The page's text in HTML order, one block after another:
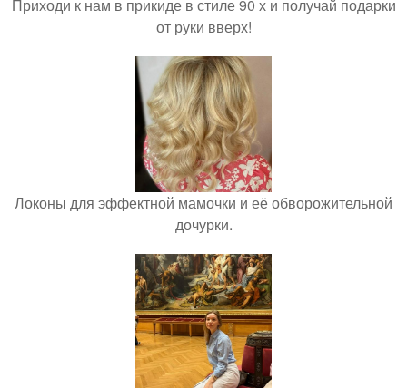
Приходи к нам в прикиде в стиле 90 х и получай подарки
от руки вверх!
Локоны для эффектной мамочки и её обворожительной
дочурки.